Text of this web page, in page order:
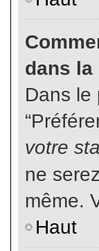
dans
Dans le
votre
ne
même.
Haut